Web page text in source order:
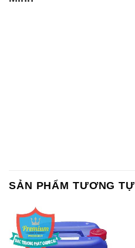
SẢN PHẨM TƯƠNG TỰ